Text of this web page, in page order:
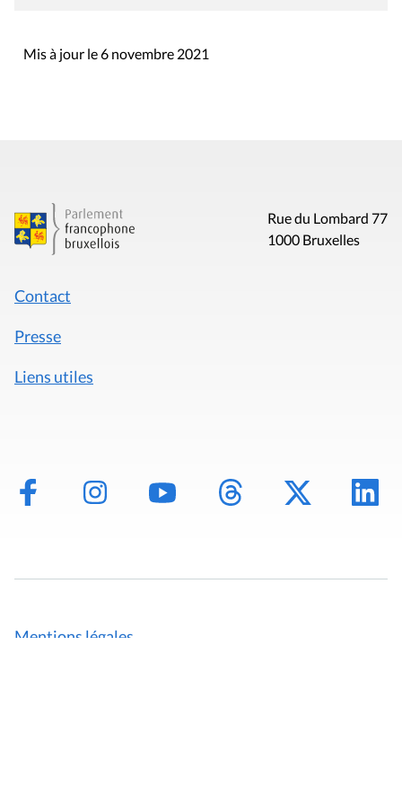
Mis à jour le 6 novembre 2021
Rue du Lombard 77
1000 Bruxelles
Contact
Presse
Liens utiles
Mentions légales